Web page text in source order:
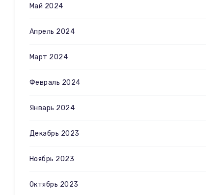
Май 2024
Апрель 2024
Март 2024
Февраль 2024
Январь 2024
Декабрь 2023
Ноябрь 2023
Октябрь 2023